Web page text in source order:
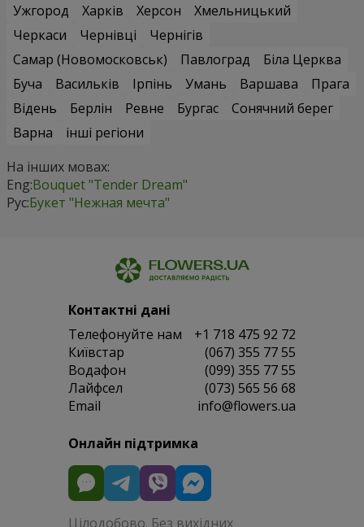
Ужгород
Харків Херсон
Хмельницький
Черкаси
Чернівці
Чернігів
Самар (Новомосковськ)
Павлоград
Біла Церква
Буча
Васильків Ірпінь Умань Варшава
Прага
Відень
Берлін Ревне Бургас
Сонячний берег
Варна
інші регіони
На інших мовах:
Eng:Bouquet "Tender Dream"
Рус:Букет "Нежная мечта"
Контактні дані
Телефонуйте нам
+1 718 475 92 72
Київстар
(067) 355 77 55
Водафон
(099) 355 77 55
Лайфсел
(073) 565 56 68
Email
info@flowers.ua
Онлайн підтримка
Цілодобово. Без вихідних